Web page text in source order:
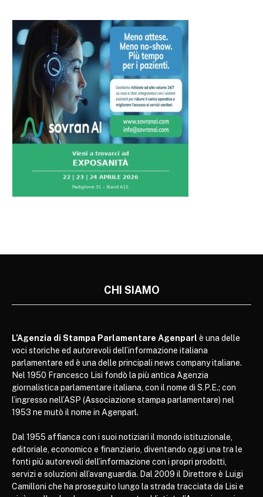
CHI SIAMO
L’Agenzia di Stampa Parlamentare Agenparl è una delle
voci storiche ed autorevoli dell’informazione italiana
parlamentare ed è una delle principali news company italiane.
Nel 1950 Francesco Lisi fondò la più antica Agenzia
giornalistica parlamentare italiana, con il nome di S.P.E.; con
l’ingresso nell’ASP (Associazione stampa parlamentare) nel
1953 ne mutò il nome in Agenparl.
Dal 1955 affianca con i suoi notiziari il mondo istituzionale,
editoriale, economico e finanziario, diventando oggi una tra le
fonti più autorevoli dell’informazione con i propri prodotti,
servizi e soluzioni all’avanguardia. Dal 2009 il Direttore è Luigi
Camilloni che ha proseguito lungo la strada tracciata da Lisi e